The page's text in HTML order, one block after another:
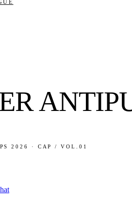
2026 · CAP / VOL.01